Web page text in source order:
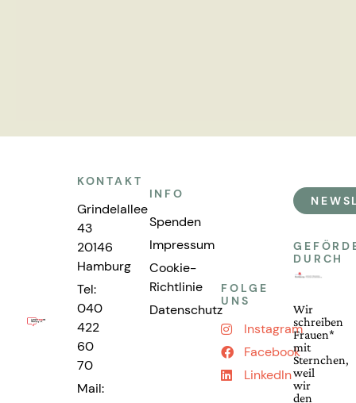
KONTAKT
Grindelallee
43
20146
Hamburg
Tel:
040
422
60
70
Mail:
INFO
Spenden
Impressum
Cookie-
Richtlinie
Datenschutz
FOLGE
UNS
Instagram
Facebook
LinkedIn
DURCH
Wir
schreiben
Frauen*
mit
Sternchen,
weil
wir
den